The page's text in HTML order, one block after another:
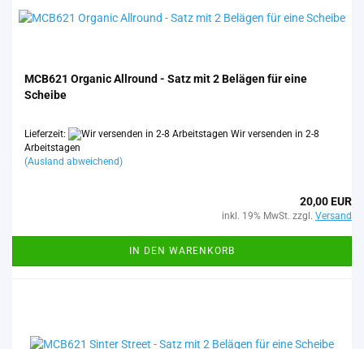
MCB621 Or­ga­nic All­round - Satz mit 2 Be­lä­gen für eine
Schei­be
Lieferzeit:
Wir versenden in 2-8
Arbeitstagen
(Ausland abweichend)
20,00 EUR
inkl. 19% MwSt. zzgl. Versand
IN DEN WARENKORB